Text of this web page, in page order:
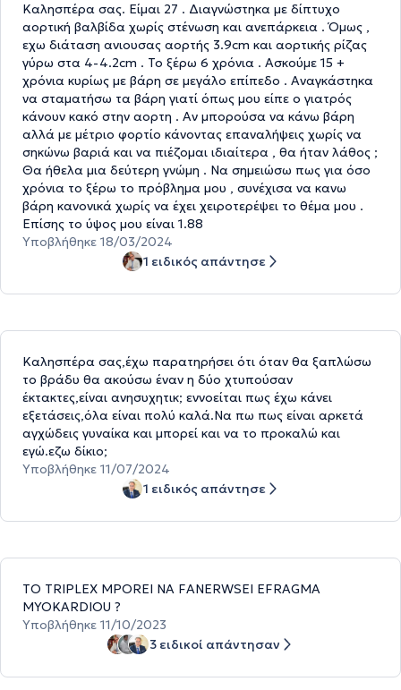
Καλησπέρα σας. Είμαι 27 . Διαγνώστηκα με δίπτυχο
αορτική βαλβίδα χωρίς στένωση και ανεπάρκεια . Όμως ,
εχω διάταση ανιουσας αορτής 3.9cm και αορτικής ρίζας
γύρω στα 4-4.2cm . Το ξέρω 6 χρόνια . Ασκούμε 15 +
χρόνια κυρίως με βάρη σε μεγάλο επίπεδο . Αναγκάστηκα
να σταματήσω τα βάρη γιατί όπως μου είπε ο γιατρός
κάνουν κακό στην αορτη . Αν μπορούσα να κάνω βάρη
αλλά με μέτριο φορτίο κάνοντας επαναλήψεις χωρίς να
σηκώνω βαριά και να πιέζομαι ιδιαίτερα , θα ήταν λάθος ;
Θα ήθελα μια δεύτερη γνώμη . Να σημειώσω πως για όσο
χρόνια το ξέρω το πρόβλημα μου , συνέχισα να κανω
βάρη κανονικά χωρίς να έχει χειροτερέψει το θέμα μου .
Επίσης το ύψος μου είναι 1.88
Υποβλήθηκε 18/03/2024
1 ειδικός απάντησε
Καλησπέρα σας,έχω παρατηρήσει ότι όταν θα ξαπλώσω
το βράδυ θα ακούσω έναν η δύο χτυπούσαν
έκτακτες,είναι ανησυχητικ; εννοείται πως έχω κάνει
εξετάσεις,όλα είναι πολύ καλά.Να πω πως είναι αρκετά
αγχώδεις γυναίκα και μπορεί και να το προκαλώ και
εγώ.εζω δίκιο;
Υποβλήθηκε 11/07/2024
1 ειδικός απάντησε
TO TRIPLEX MPOREI NA FANERWSEI EFRAGMA
MYOKARDIOU ?
Υποβλήθηκε 11/10/2023
3 ειδικοί απάντησαν